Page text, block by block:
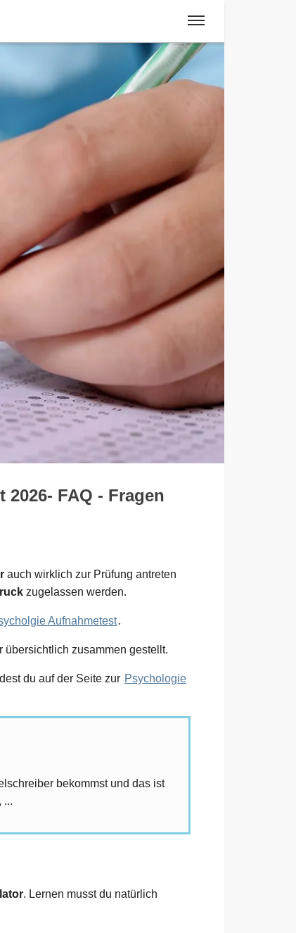
FAQ - Fragen
auch wirklich zur Prüfung antreten
zugelassen werden.
Aufnahmetest.
übersichtlich zusammen gestellt.
du auf der Seite zur Psychologie
bekommst und das ist
...
. Lernen musst du natürlich